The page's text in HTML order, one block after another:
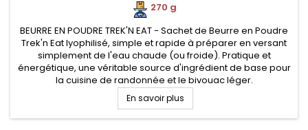
270 g
BEURRE EN POUDRE TREK'N EAT - Sachet de Beurre en Poudre
Trek'n Eat lyophilisé, simple et rapide à préparer en versant
simplement de l'eau chaude (ou froide). Pratique et
énergétique, une véritable source d'ingrédient de base pour
la cuisine de randonnée et le bivouac léger.
En savoir plus